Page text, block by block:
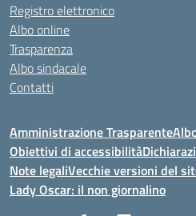
Registro elettronico
Albo online
Trasparenza
Albo sindacale
Contatti
Amministrazione Trasparente
Obiettivi di accessibilità
Note legaliVecchie versioni del
Lady Oscar: il non giornalino